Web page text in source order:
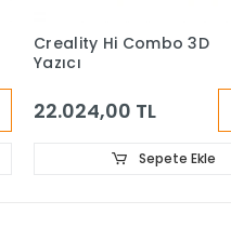
Creality Hi Combo 3D
Yazıcı
22.024,00 TL
Sepete Ekle